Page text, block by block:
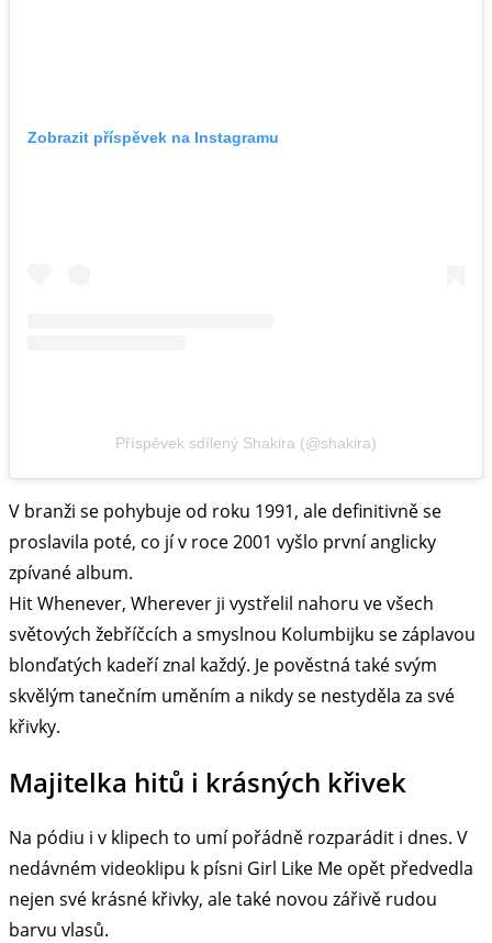
Zobrazit příspěvek na Instagramu
Příspěvek sdílený Shakira (@shakira)
V branži se pohybuje od roku 1991, ale definitivně se
proslavila poté, co jí v roce 2001 vyšlo první anglicky
zpívané album.
Hit Whenever, Wherever ji vystřelil nahoru ve všech
světových žebříčcích a smyslnou Kolumbijku se záplavou
blonďatých kadeří znal každý. Je pověstná také svým
skvělým tanečním uměním a nikdy se nestyděla za své
křivky.
Majitelka hitů i krásných křivek
Na pódiu i v klipech to umí pořádně rozparádit i dnes. V
nedávném videoklipu k písni Girl Like Me opět předvedla
nejen své krásné křivky, ale také novou zářivě rudou
barvu vlasů.